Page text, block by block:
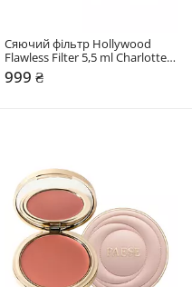
Сяючий фільтр Hollywood
Flawless Filter 5,5 ml Charlotte
Tilbury
999 ₴